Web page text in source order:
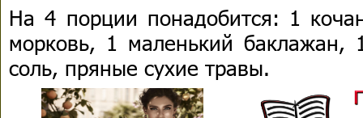
На 4 порции понадобится: 1
морковь, 1 маленький
соль, пряные сухие травы.